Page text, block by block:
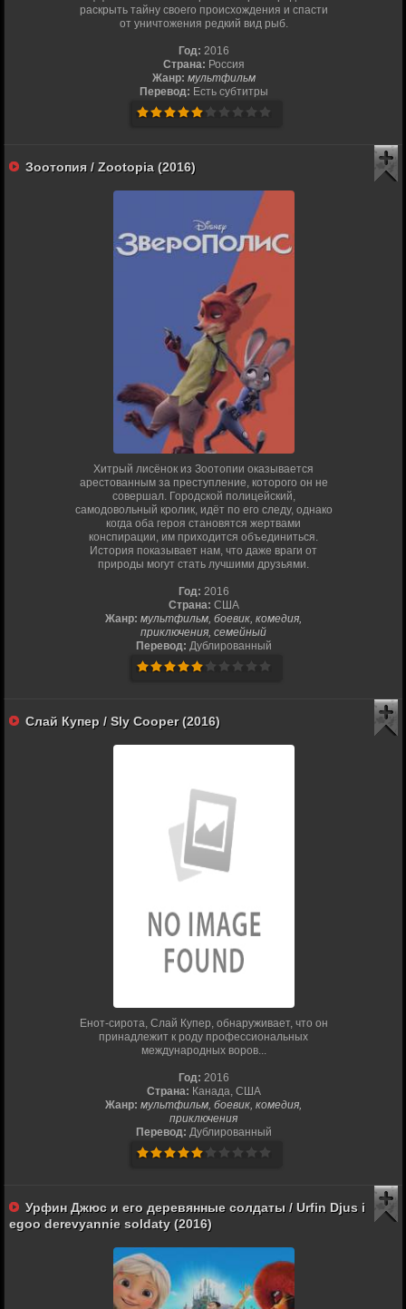
раскрыть тайну своего происхождения и спасти
от уничтожения редкий вид рыб.
Год: 2016
Страна: Россия
Жанр: мультфильм
Перевод: Есть субтитры
Зоотопия / Zootopia (2016)
Хитрый лисёнок из Зоотопии оказывается
арестованным за преступление, которого он не
совершал. Городской полицейский,
самодовольный кролик, идёт по его следу, однако
когда оба героя становятся жертвами
конспирации, им приходится объединиться.
История показывает нам, что даже враги от
природы могут стать лучшими друзьями.
Год: 2016
Страна: США
Жанр: мультфильм, боевик, комедия,
приключения, семейный
Перевод: Дублированный
Слай Купер / Sly Cooper (2016)
Енот-сирота, Слай Купер, обнаруживает, что он
принадлежит к роду профессиональных
международных воров...
Год: 2016
Страна: Канада, США
Жанр: мультфильм, боевик, комедия,
приключения
Перевод: Дублированный
Урфин Джюс и его деревянные солдаты / Urfin Djus i
egoo derevyannie soldaty (2016)